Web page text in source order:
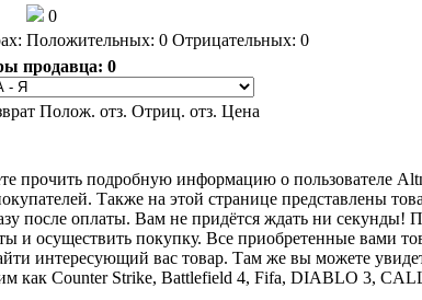
0
Положительных: 0 Отрицательных: 0
продавца: 0
Полож. отз. Отриц. отз. Цена
прочить подробную информацию о пользователе
Также на этой странице представлены
после оплаты. Вам не придётся ждать ни секунды!
и осуществить покупку. Все приобретенные вами
интересующий вас товар. Там же вы можете
как Counter Strike, Battlefield 4, Fifa, DIABLO 3,